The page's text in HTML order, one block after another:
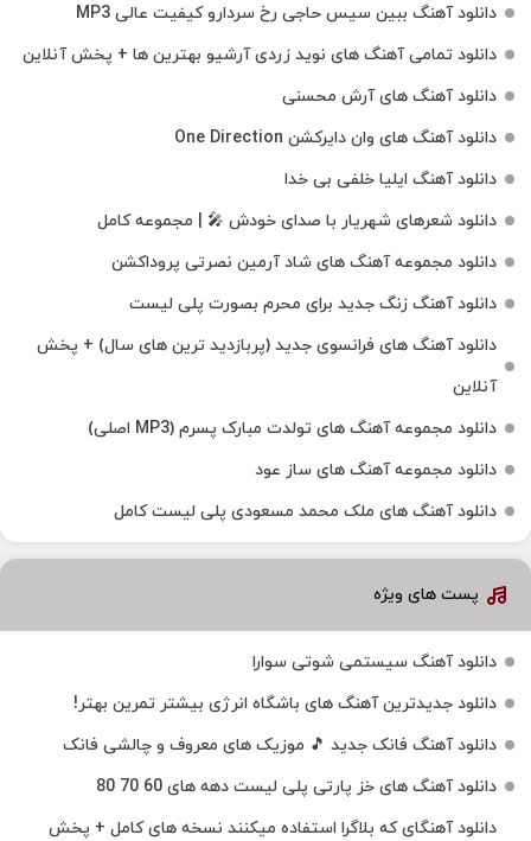
دانلود آهنگ ببین سیس حاجی رخ سردارو کیفیت عالی MP3
دانلود تمامی آهنگ های نوید زردی آرشیو بهترین ها + پخش آنلاین
دانلود آهنگ های آرش محسنی
دانلود آهنگ های وان دایرکشن One Direction
دانلود آهنگ ایلیا خلفی بی خدا
دانلود شعرهای شهریار با صدای خودش 🎤 | مجموعه کامل
دانلود مجموعه آهنگ های شاد آرمین نصرتی پروداکشن
دانلود آهنگ زنگ جدید برای محرم بصورت پلی لیست
دانلود آهنگ های فرانسوی جدید (پربازدید ترین های سال) + پخش
آنلاین
دانلود مجموعه آهنگ های تولدت مبارک پسرم (MP3 اصلی)
دانلود مجموعه آهنگ های ساز عود
دانلود آهنگ های ملک‌ محمد مسعودی پلی لیست کامل
پست های ویژه
دانلود آهنگ سیستمی شوتی سوارا
دانلود جدیدترین آهنگ‌ های باشگاه انرژی بیشتر تمرین بهتر!
دانلود آهنگ فانک جدید 🎵 موزیک‌ های معروف و چالشی فانک
دانلود آهنگ های خز پارتی پلی لیست دهه های 60 70 80
دانلود آهنگای که بلاگرا استفاده میکنند نسخه های کامل + پخش